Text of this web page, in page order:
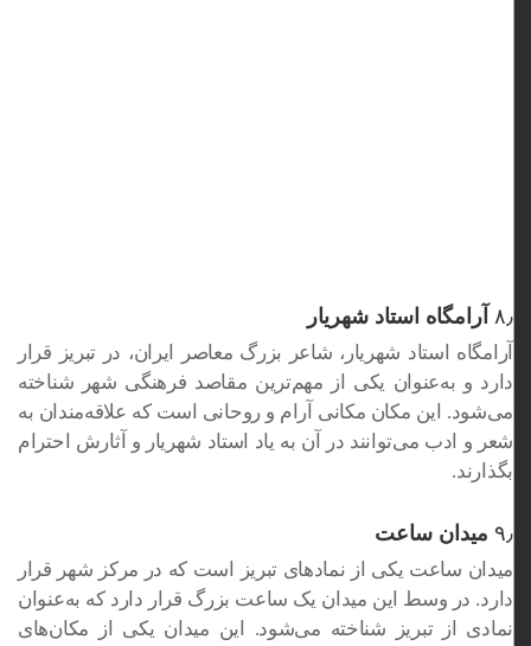
۸٫ آرامگاه استاد شهریار
آرامگاه استاد شهریار، شاعر بزرگ معاصر ایران، در تبریز قرار
دارد و به‌عنوان یکی از مهم‌ترین مقاصد فرهنگی شهر شناخته
می‌شود. این مکان مکانی آرام و روحانی است که علاقه‌مندان به
شعر و ادب می‌توانند در آن به یاد استاد شهریار و آثارش احترام
بگذارند.
۹٫ میدان ساعت
میدان ساعت یکی از نمادهای تبریز است که در مرکز شهر قرار
دارد. در وسط این میدان یک ساعت بزرگ قرار دارد که به‌عنوان
نمادی از تبریز شناخته می‌شود. این میدان یکی از مکان‌های